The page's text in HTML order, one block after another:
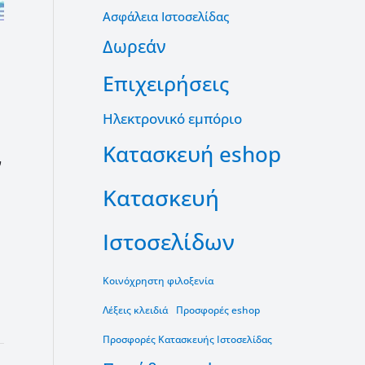
Ασφάλεια Ιστοσελίδας
Δωρεάν
Επιχειρήσεις
Ηλεκτρονικό εμπόριο
Κατασκευή eshop
Κατασκευή
Ιστοσελίδων
Κοινόχρηστη φιλοξενία
Λέξεις κλειδιά Προσφορές eshop
Προσφορές Κατασκευής Ιστοσελίδας